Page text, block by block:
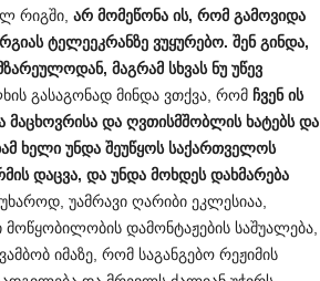
რიგში, არ მომეწონა ის, რომ გამოვიდა
ტელეეკრანზე ვუყურებო. შენ გინდა,
, მაგრამ სხვას ნუ უწევ
გასაგონად მინდა ვთქვა, რომ ჩვენ ის
მაცხოვრისა და ღვთისმშობლის ხატებს და
ხელი უნდა შეუწყოს საქართველოს
დაცვა, და უნდა მოხდეს დახმარება
უამრავი ღარიბი ეკლესიაა,
დამონტაჟების საშუალება,
იმაზე, რომ საგანგებო რეჟიმის